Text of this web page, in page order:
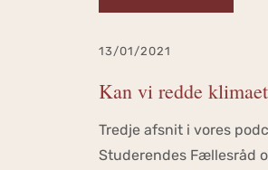
13/01/2021
Kan vi redde
Tredje afsnit i vores
Studerendes Fællesråd